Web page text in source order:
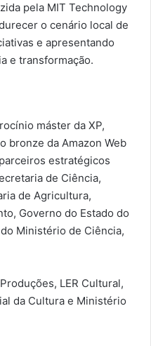
pela MIT Technology
o cenário local de
e apresentando
e transformação.
máster da XP,
bronze da Amazon Web
estratégicos
de Ciência,
de Agricultura,
Governo do Estado do
Ministério de Ciência,
LER Cultural,
da Cultura e Ministério